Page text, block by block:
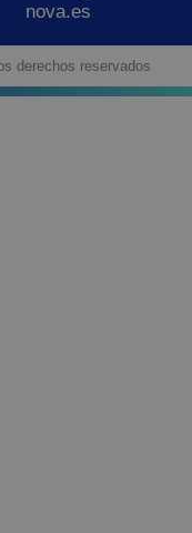
nova.es
derechos reservados